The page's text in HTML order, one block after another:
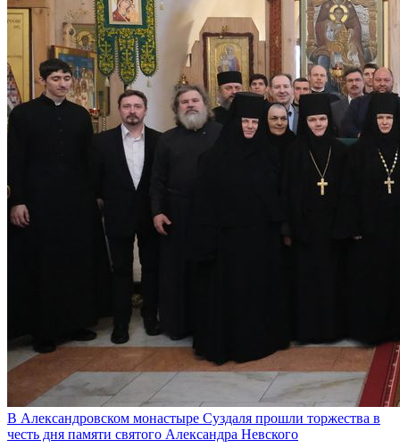
В Александровском монастыре Суздаля прошли торжества в
честь дня памяти святого Александра Невского